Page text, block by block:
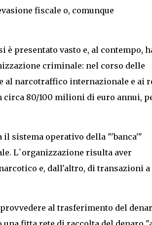
fiscale o, comunque
presentato vasto e, al contempo,
criminale: nel corso delle
al narcotraffico internazionale e ai
80/100 milioni di euro annui,
sistema operativo della "'banca'"
L`organizzazione risulta aver
e, dall'altro, di transazioni a
al trasferimento del